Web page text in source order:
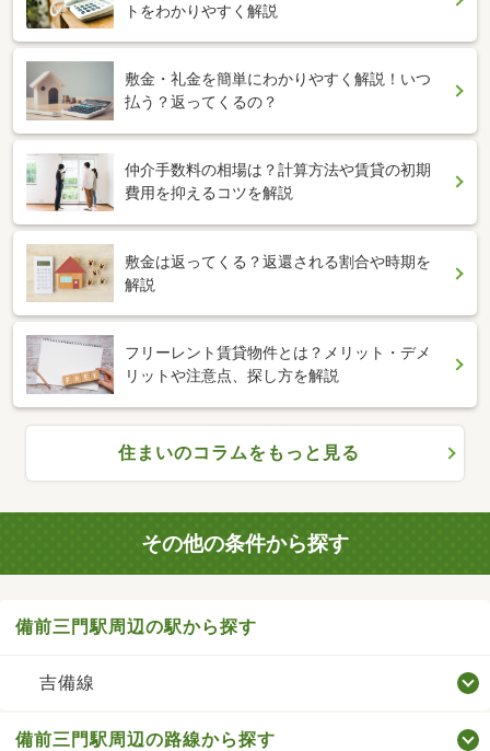
トをわかりやすく解説
敷金・礼金を簡単にわかりやすく解説！いつ
払う？返ってくるの？
仲介手数料の相場は？計算方法や賃貸の初期
費用を抑えるコツを解説
敷金は返ってくる？返還される割合や時期を
解説
フリーレント賃貸物件とは？メリット・デメ
リットや注意点、探し方を解説
住まいのコラムをもっと見る
その他の条件から探す
備前三門駅周辺の駅から探す
吉備線
備前三門駅周辺の路線から探す